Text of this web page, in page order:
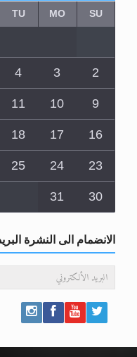
SU
MO
TU
2
3
4
9
10
11
16
17
18
23
24
25
30
31
الانضمام الى النشرة